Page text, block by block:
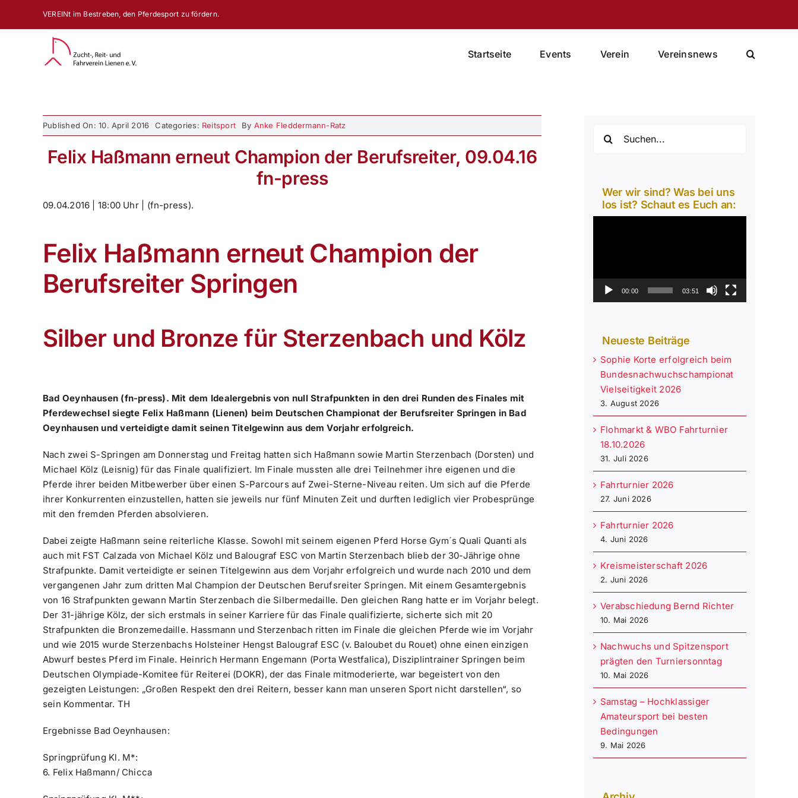
VEREINt im Bestreben, den Pferdesport zu fördern.
Startseite Events Verein Vereinsnews
Published On: 10. April 2016 Categories: Reitsport By Anke Fleddermann-Ratz
Felix Haßmann erneut Champion der Berufsreiter, 09.04.16
fn-press
09.04.2016 | 18:00 Uhr | (fn-press).
Felix Haßmann erneut Champion der
Berufsreiter Springen
Silber und Bronze für Sterzenbach und Kölz
Bad Oeynhausen (fn-press). Mit dem Idealergebnis von null Strafpunkten in den drei Runden des Finales mit
Pferdewechsel siegte Felix Haßmann (Lienen) beim Deutschen Championat der Berufsreiter Springen in Bad
Oeynhausen und verteidigte damit seinen Titelgewinn aus dem Vorjahr erfolgreich.
Nach zwei S-Springen am Donnerstag und Freitag hatten sich Haßmann sowie Martin Sterzenbach (Dorsten) und
Michael Kölz (Leisnig) für das Finale qualifiziert. Im Finale mussten alle drei Teilnehmer ihre eigenen und die
Pferde ihrer beiden Mitbewerber über einen S-Parcours auf Zwei-Sterne-Niveau reiten. Um sich auf die Pferde
ihrer Konkurrenten einzustellen, hatten sie jeweils nur fünf Minuten Zeit und durften lediglich vier Probesprünge
mit den fremden Pferden absolvieren.
Dabei zeigte Haßmann seine reiterliche Klasse. Sowohl mit seinem eigenen Pferd Horse Gym´s Quali Quanti als
auch mit FST Calzada von Michael Kölz und Balougraf ESC von Martin Sterzenbach blieb der 30-Jährige ohne
Strafpunkte. Damit verteidigte er seinen Titelgewinn aus dem Vorjahr erfolgreich und wurde nach 2010 und dem
vergangenen Jahr zum dritten Mal Champion der Deutschen Berufsreiter Springen. Mit einem Gesamtergebnis
von 16 Strafpunkten gewann Martin Sterzenbach die Silbermedaille. Den gleichen Rang hatte er im Vorjahr belegt.
Der 31-jährige Kölz, der sich erstmals in seiner Karriere für das Finale qualifizierte, sicherte sich mit 20
Strafpunkten die Bronzemedaille. Hassmann und Sterzenbach ritten im Finale die gleichen Pferde wie im Vorjahr
und wie 2015 wurde Sterzenbachs Holsteiner Hengst Balougraf ESC (v. Baloubet du Rouet) ohne einen einzigen
Abwurf bestes Pferd im Finale. Heinrich Hermann Engemann (Porta Westfalica), Disziplintrainer Springen beim
Deutschen Olympiade-Komitee für Reiterei (DOKR), der das Finale mitmoderierte, war begeistert von den
gezeigten Leistungen: „Großen Respekt den drei Reitern, besser kann man unseren Sport nicht darstellen“, so
sein Kommentar. TH
Ergebnisse Bad Oeynhausen:
Springprüfung Kl. M*:
6. Felix Haßmann/ Chicca
nach:
Wer wir sind? Was bei uns
los ist? Schaut es Euch an:
00:00 03:51
Neueste Beiträge
Sophie Korte erfolgreich beim
Bundesnachwuchschampionat
Vielseitigkeit 2026
3. August 2026
Flohmarkt & WBO Fahrturnier
18.10.2026
31. Juli 2026
Fahrturnier 2026
27. Juni 2026
Fahrturnier 2026
4. Juni 2026
Kreismeisterschaft 2026
2. Juni 2026
Verabschiedung Bernd Richter
10. Mai 2026
Nachwuchs und Spitzensport
prägten den Turniersonntag
10. Mai 2026
Samstag – Hochklassiger
Amateursport bei besten
Bedingungen
9. Mai 2026